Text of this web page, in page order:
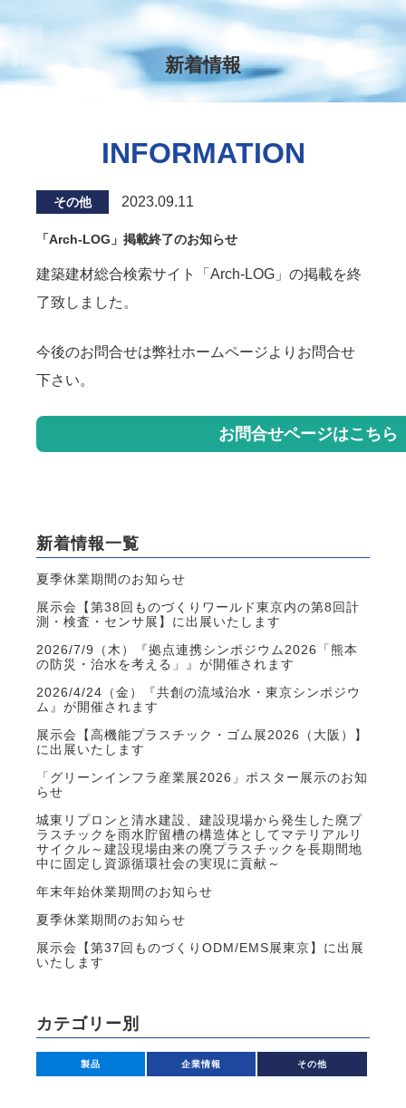
新着情報
INFORMATION
その他 2023.09.11
「Arch-LOG」掲載終了のお知らせ
建築建材総合検索サイト「Arch-LOG」の掲載を終
了致しました。
今後のお問合せは弊社ホームページよりお問合せ
下さい。
お問合せページはこちら
新着情報一覧
夏季休業期間のお知らせ
展示会【第38回ものづくりワールド東京内の第8回計
測・検査・センサ展】に出展いたします
2026/7/9（木）『拠点連携シンポジウム2026「熊本
の防災・治水を考える」』が開催されます
2026/4/24（金）『共創の流域治水・東京シンポジウ
ム』が開催されます
展示会【高機能プラスチック・ゴム展2026（大阪）】
に出展いたします
「グリーンインフラ産業展2026」ポスター展示のお知
らせ
城東リプロンと清水建設、建設現場から発生した廃プ
ラスチックを雨水貯留槽の構造体としてマテリアルリ
サイクル～建設現場由来の廃プラスチックを長期間地
中に固定し資源循環社会の実現に貢献～
年末年始休業期間のお知らせ
夏季休業期間のお知らせ
展示会【第37回ものづくりODM/EMS展東京】に出展
いたします
カテゴリー別
製品 企業情報 その他